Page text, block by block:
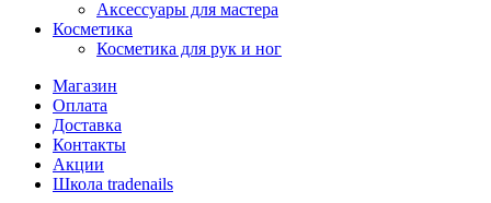
Аксессуары для мастера
Косметика
Косметика для рук и ног
Магазин
Оплата
Доставка
Контакты
Акции
Школа tradenails